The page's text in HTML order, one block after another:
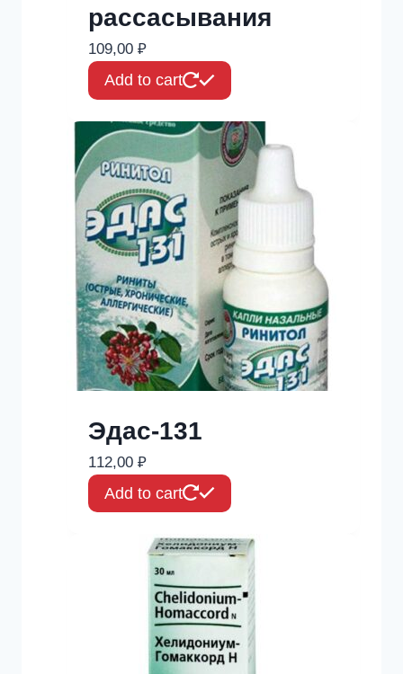
рассасывания
109,00 ₽
Add to cart
Эдас-131
112,00 ₽
Add to cart